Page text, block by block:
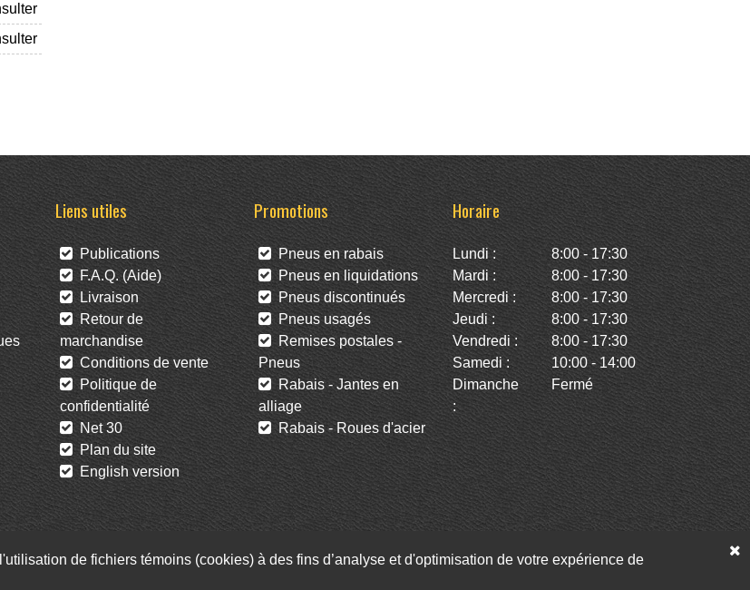
Liens utiles
Publications
F.A.Q. (Aide)
Livraison
Retour de
marchandise
Conditions de vente
Politique de
confidentialité
Net 30
Plan du site
English version
Promotions
Pneus en rabais
Pneus en liquidations
Pneus discontinués
Pneus usagés
Remises postales -
Pneus
Rabais - Jantes en
alliage
Rabais - Roues d'acier
Horaire
Lundi :
8:00 - 17:30
Mardi :
8:00 - 17:30
Mercredi :
8:00 - 17:30
Jeudi :
8:00 - 17:30
Vendredi :
8:00 - 17:30
Samedi :
10:00 - 14:00
Dimanche
:
Fermé
Facebook Twitter Infolettre
de fichiers témoins (cookies) à des fins d’analyse et d'optimisation de votre expérience de